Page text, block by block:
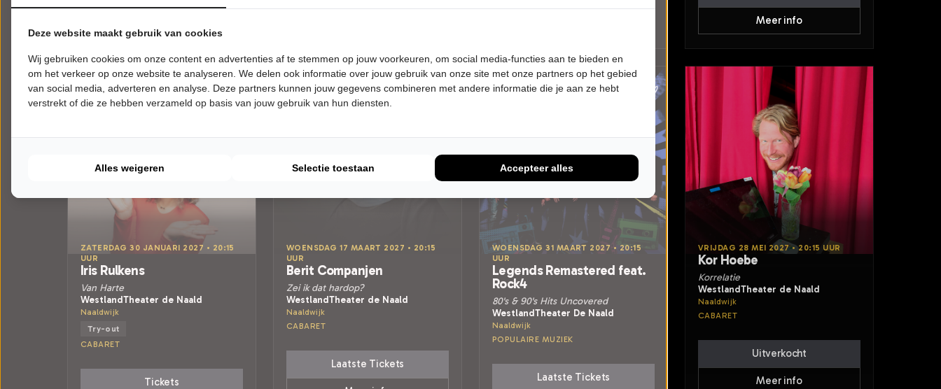
Meer info Meer info Meer info
Meer info
ZATERDAG 30 JANUARI 2027 • 20:15
UUR
Iris Rulkens
Van Harte
WestlandTheater de Naald
Naaldwijk
Try-out
CABARET
Tickets
WOENSDAG 17 MAART 2027 • 20:15
UUR
Berit Companjen
Zei ik dat hardop?
WestlandTheater de Naald
Naaldwijk
CABARET
Laatste Tickets
WOENSDAG 31 MAART 2027 • 20:15
UUR
Legends Remastered feat.
Rock4
80's & 90's Hits Uncovered
WestlandTheater De Naald
Naaldwijk
POPULAIRE MUZIEK
Laatste Tickets
VRIJDAG 28 MEI 2027 • 20:15 UUR
Kor Hoebe
Korrelatie
WestlandTheater de Naald
Naaldwijk
CABARET
Uitverkocht
Meer info
Deze website maakt gebruik van cookies
Wij gebruiken cookies om onze content en advertenties af te stemmen op jouw voorkeuren, om social media-functies aan te bieden en
om het verkeer op onze website te analyseren. We delen ook informatie over jouw gebruik van onze site met onze partners op het gebied
van social media, adverteren en analyse. Deze partners kunnen jouw gegevens combineren met andere informatie die je aan ze hebt
verstrekt of die ze hebben verzameld op basis van jouw gebruik van hun diensten.
Alles weigeren Selectie toestaan Accepteer alles